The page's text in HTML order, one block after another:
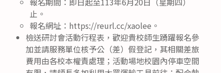
止。
報名網址：https://reurl.cc/xaolee。
檢送研討會活動行程表，歡迎貴校師生踴躍報名參
加並請服務單位核予公（差）假登記，其相關差旅
費用由各校本權責處理；活動場地校園內停車空間